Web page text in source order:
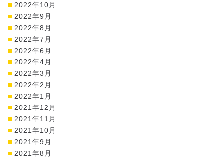
2022年10月
2022年9月
2022年8月
2022年7月
2022年6月
2022年4月
2022年3月
2022年2月
2022年1月
2021年12月
2021年11月
2021年10月
2021年9月
2021年8月